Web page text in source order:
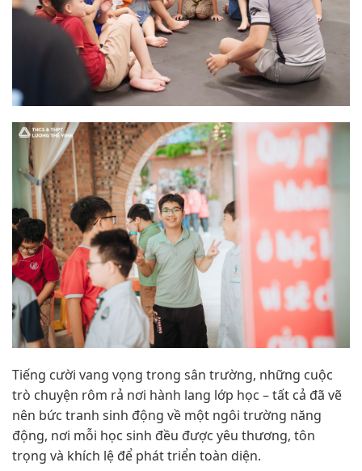
Tiếng cười vang vọng trong sân trường, những cuộc
trò chuyện rôm rả nơi hành lang lớp học – tất cả đã vẽ
nên bức tranh sinh động về một ngôi trường năng
động, nơi mỗi học sinh đều được yêu thương, tôn
trọng và khích lệ để phát triển toàn diện.